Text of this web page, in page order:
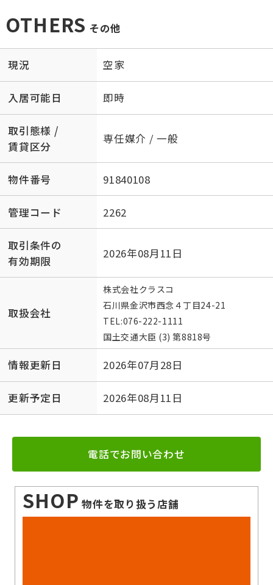
OTHERS その他
現況 空家
入居可能日 即時
取引態様 /
賃貸区分
専任媒介 / 一般
物件番号 91840108
管理コード 2262
取引条件の
有効期限
2026年08月11日
取扱会社
株式会社クラスコ
石川県金沢市西念４丁目24-21
TEL:076-222-1111
国土交通大臣 (3) 第8818号
情報更新日 2026年07月28日
更新予定日 2026年08月11日
電話でお問い合わせ
SHOP 物件を取り扱う店舗